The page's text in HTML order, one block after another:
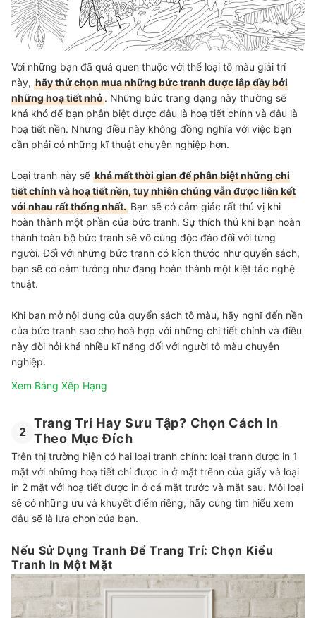
Với những bạn đã quá quen thuộc với thể loại tô màu giải trí
này, hãy thử chọn mua những bức tranh được lắp đầy bởi
những hoạ tiết nhỏ. Những bức trang dạng này thường sẽ
khá khó để bạn phân biệt được đâu là hoạ tiết chính và đâu là
hoạ tiết nền. Nhưng điều này không đồng nghĩa với việc bạn
cần phải có những kĩ thuật chuyên nghiệp hơn.
Loại tranh này sẽ khá mất thời gian để phân biệt những chi
tiết chính và hoạ tiết nền, tuy nhiên chúng vẫn được liên kết
với nhau rất thống nhất. Bạn sẽ có cảm giác rất thú vị khi
hoàn thành một phần của bức tranh. Sự thích thú khi bạn hoàn
thành toàn bộ bức tranh sẽ vô cùng độc đáo đối với từng
người. Đối với những bức tranh có kích thước như quyển sách,
bạn sẽ có cảm tưởng như đang hoàn thành một kiệt tác nghệ
thuật.
Khi bạn mở nội dung của quyển sách tô màu, hãy nghĩ đến nền
của bức tranh sao cho hoà hợp với những chi tiết chính và điều
này đòi hỏi khá nhiều kĩ năng đối với người tô màu chuyên
nghiệp.
Xem Bảng Xếp Hạng
2
Trang Trí Hay Sưu Tập? Chọn Cách In
Theo Mục Đích
Trên thị trường hiện có hai loại tranh chính: loại tranh được in 1
mặt với những hoạ tiết chỉ được in ở mặt trênn của giấy và loại
in 2 mặt với hoạ tiết được in ở cả mặt trước và mặt sau. Mỗi loại
sẽ có những ưu và khuyết điểm riêng, hãy cùng tìm hiểu xem
đâu sẽ là lựa chọn của bạn.
Nếu Sử Dụng Tranh Để Trang Trí: Chọn Kiểu
Tranh In Một Mặt